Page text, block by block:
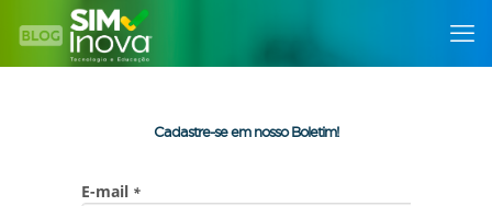
Cadastre-se em nosso Boletim!